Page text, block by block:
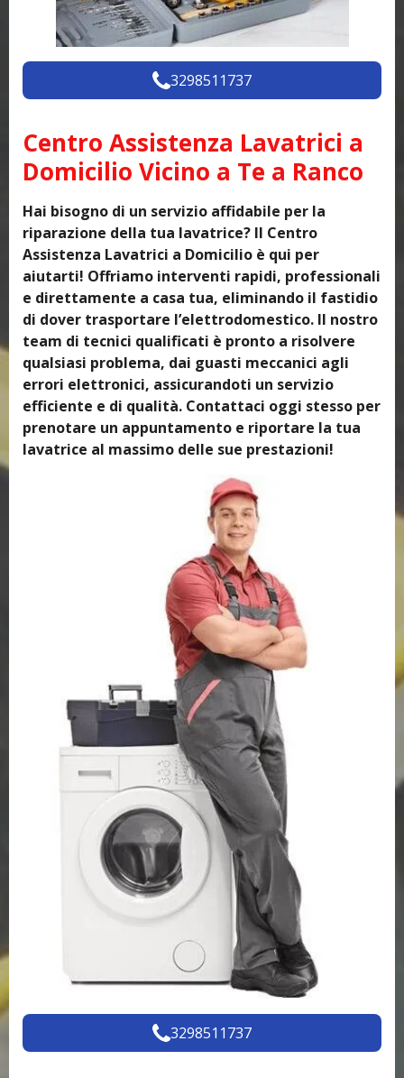
3298511737
Centro Assistenza Lavatrici a
Domicilio Vicino a Te a Ranco
Hai bisogno di un servizio affidabile per la
riparazione della tua lavatrice? Il Centro
Assistenza Lavatrici a Domicilio è qui per
aiutarti! Offriamo interventi rapidi, professionali
e direttamente a casa tua, eliminando il fastidio
di dover trasportare l’elettrodomestico. Il nostro
team di tecnici qualificati è pronto a risolvere
qualsiasi problema, dai guasti meccanici agli
errori elettronici, assicurandoti un servizio
efficiente e di qualità. Contattaci oggi stesso per
prenotare un appuntamento e riportare la tua
lavatrice al massimo delle sue prestazioni!
3298511737